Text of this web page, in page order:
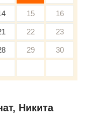
15 16
22 23
29 30
Никита